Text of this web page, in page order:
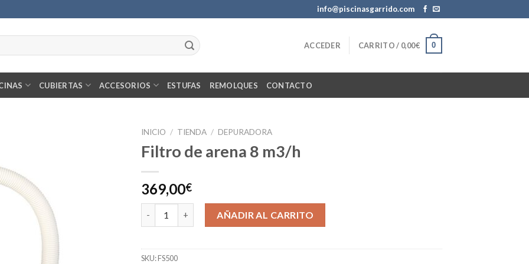
info@piscinasgarrido.com
ACCEDER CARRITO / 0,00€ 0
CUBIERTAS ACCESORIOS ESTUFAS REMOLQUES CONTACTO
INICIO / TIENDA / DEPURADORA
Filtro de arena 8 m3/h
369,00€
Filtro de arena 8 m3/h cantidadAÑADIR AL CARRITO
SKU:FS500